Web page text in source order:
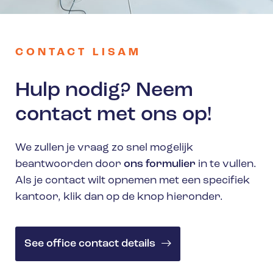
CONTACT LISAM
Hulp nodig? Neem
contact met ons op!
We zullen je vraag zo snel mogelijk
beantwoorden door ons formulier in te vullen.
Als je contact wilt opnemen met een specifiek
kantoor, klik dan op de knop hieronder.
See office contact details